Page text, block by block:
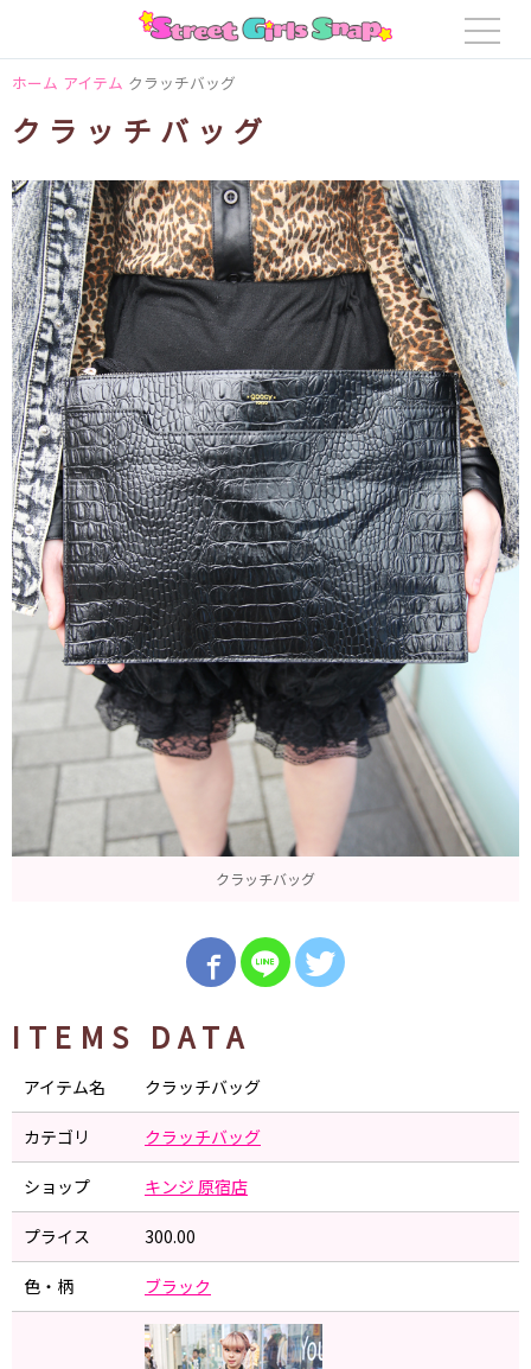
ホーム アイテム クラッチバッグ
クラッチバッグ
クラッチバッグ
ITEMS DATA
アイテム名 クラッチバッグ
カテゴリ クラッチバッグ
ショップ キンジ 原宿店
プライス 300.00
色・柄 ブラック